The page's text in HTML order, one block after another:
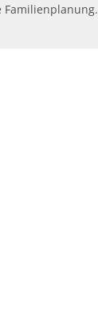
Familienplanung.